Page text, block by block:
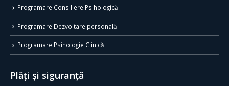
Programare Consiliere Psihologică
Programare Dezvoltare personală
Programare Psihologie Clinică
Plăți și siguranță